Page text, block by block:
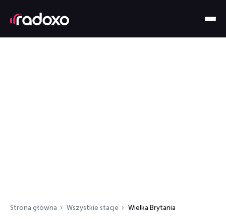
Strona główna Wszystkie stacje Wielka Brytania